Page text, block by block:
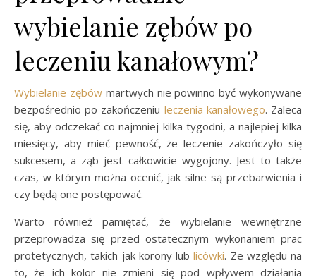
wybielanie zębów po
leczeniu kanałowym?
Wybielanie zębówmartwych nie powinno być wykonywane
bezpośrednio po zakończeniu leczenia kanałowego. Zaleca
się, aby odczekać co najmniej kilka tygodni, a najlepiej kilka
miesięcy, aby mieć pewność, że leczenie zakończyło się
sukcesem, a ząb jest całkowicie wygojony. Jest to także
czas, w którym można ocenić, jak silne są przebarwienia i
czy będą one postępować.
Warto również pamiętać, że wybielanie wewnętrzne
przeprowadza się przed ostatecznym wykonaniem prac
protetycznych, takich jak korony lublicówki. Ze względu na
to, że ich kolor nie zmieni się pod wpływem działania